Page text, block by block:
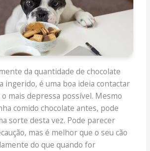
da quantidade de chocolate
ingerido, é uma boa ideia contactar
mais depressa possível. Mesmo
comido chocolate antes, pode
sorte desta vez. Pode parecer
mas é melhor que o seu cão
do que quando for